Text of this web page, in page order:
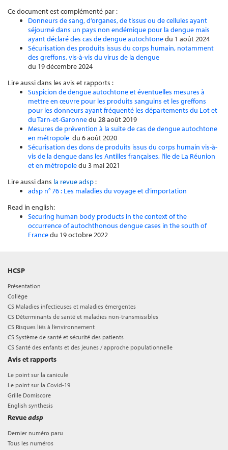
Ce document est complémenté par :
Donneurs de sang, d’organes, de tissus ou de cellules ayant
séjourné dans un pays non endémique pour la dengue mais
ayant déclaré des cas de dengue autochtonedu 1 août 2024
Sécurisation des produits issus du corps humain, notamment
des greffons, vis-à-vis du virus de la dengue
du 19 décembre 2024
Lire aussi dans les avis et rapports :
Suspicion de dengue autochtone et éventuelles mesures à
mettre en œuvre pour les produits sanguins et les greffons
pour les donneurs ayant fréquenté les départements du Lot et
du Tarn-et-Garonnedu 28 août 2019
Mesures de prévention à la suite de cas de dengue autochtone
en métropole du 6 août 2020
Sécurisation des dons de produits issus du corps humain vis-à-
vis de la dengue dans les Antilles françaises, l’ile de La Réunion
et en métropoledu 3 mai 2021
Lire aussi dans la revue adsp:
adsp n° 76 : Les maladies du voyage et d’importation
Read in english:
Securing human body products in the context of the
occurrence of autochthonous dengue cases in the south of
Francedu 19 octobre 2022
HCSP
Présentation
Collège
CS Maladies infectieuses et maladies émergentes
CS Déterminants de santé et maladies non-transmissibles
CS Risques liés à l’environnement
CS Système de santé et sécurité des patients
CS Santé des enfants et des jeunes / approche populationnelle
Avis et rapports
Le point sur la canicule
Le point sur la Covid-19
Grille Domiscore
English synthesis
Revueadsp
Dernier numéro paru
Tous les numéros